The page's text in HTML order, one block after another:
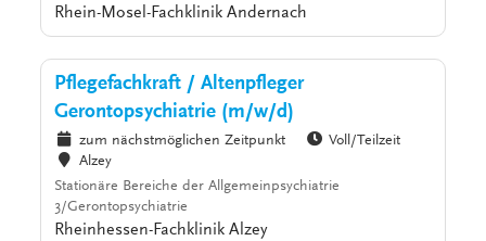
Rhein-Mosel-Fachklinik Andernach
Pflegefachkraft / Altenpfleger
Gerontopsychiatrie (m/w/d)
zum nächstmöglichen Zeitpunkt
Voll/Teilzeit
Alzey
Stationäre Bereiche der Allgemeinpsychiatrie
3/Gerontopsychiatrie
Rheinhessen-Fachklinik Alzey